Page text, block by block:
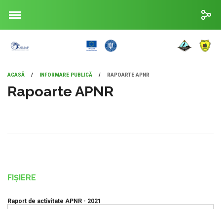
ACASĂ / INFORMARE PUBLICĂ / RAPOARTE APNR
Rapoarte APNR
FIȘIERE
Raport de activitate APNR - 2021